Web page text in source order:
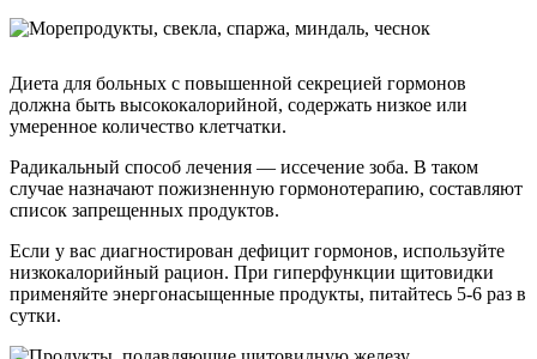
Диета для больных с повышенной секрецией гормонов
должна быть высококалорийной, содержать низкое или
умеренное количество клетчатки.
Радикальный способ лечения — иссечение зоба. В таком
случае назначают пожизненную гормонотерапию, составляют
список запрещенных продуктов.
Если у вас диагностирован дефицит гормонов, используйте
низкокалорийный рацион. При гиперфункции щитовидки
применяйте энергонасыщенные продукты, питайтесь 5-6 раз в
сутки.